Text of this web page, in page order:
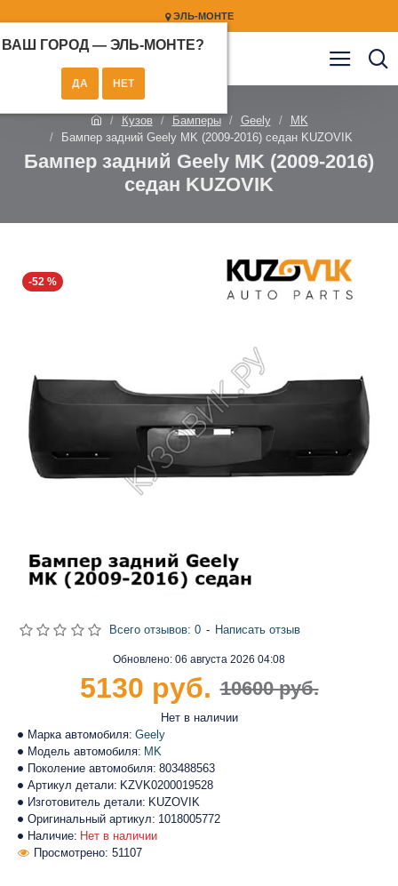
ЭЛЬ-МОНТЕ
ВАШ ГОРОД — ЭЛЬ-МОНТЕ?
Кузов Бамперы Geely
MK
Бампер задний Geely MK (2009-2016) седан KUZOVIK
Бампер задний Geely MK (2009-2016)
седан KUZOVIK
-52 %
Наличие: Нет в наличии
Марка автомобиля: Geely
Модель автомобиля: MK
Поколение автомобиля: 803488563
Артикул детали: KZVK0200019528
Изготовитель детали: KUZOVIK
Оригинальный артикул: 1018005772
Просмотрено: 51107
Обновлено: 06 августа 2026 04:08
Нет в наличии
Всего отзывов: 0 - Написать отзыв
10600 руб.
5130 руб.